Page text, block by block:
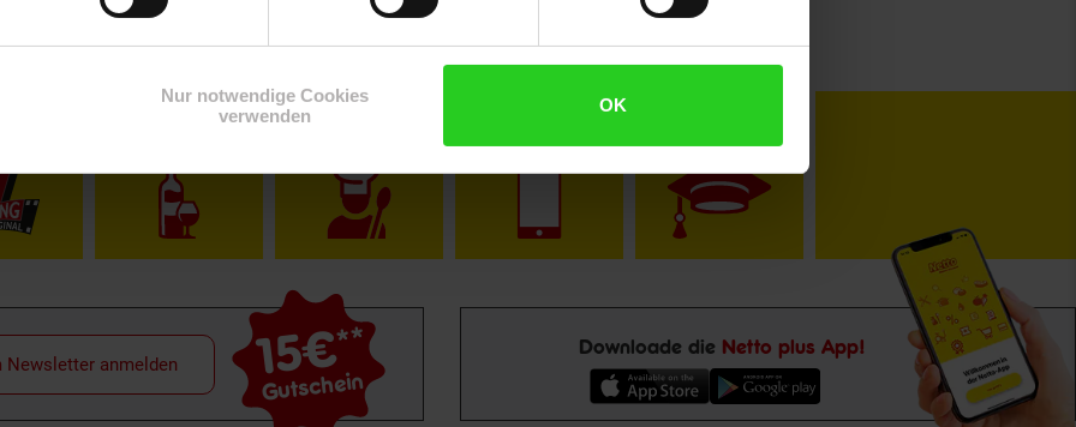
Nur notwendige Cookies
verwenden
OK
Weinwelt Rezeptwelt
15€**
Gutschein
Newsletter anmelden
Downloade die Netto plus App!